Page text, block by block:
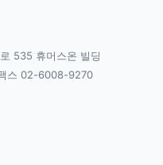
535 휴머스온 빌딩
스 02-6008-9270